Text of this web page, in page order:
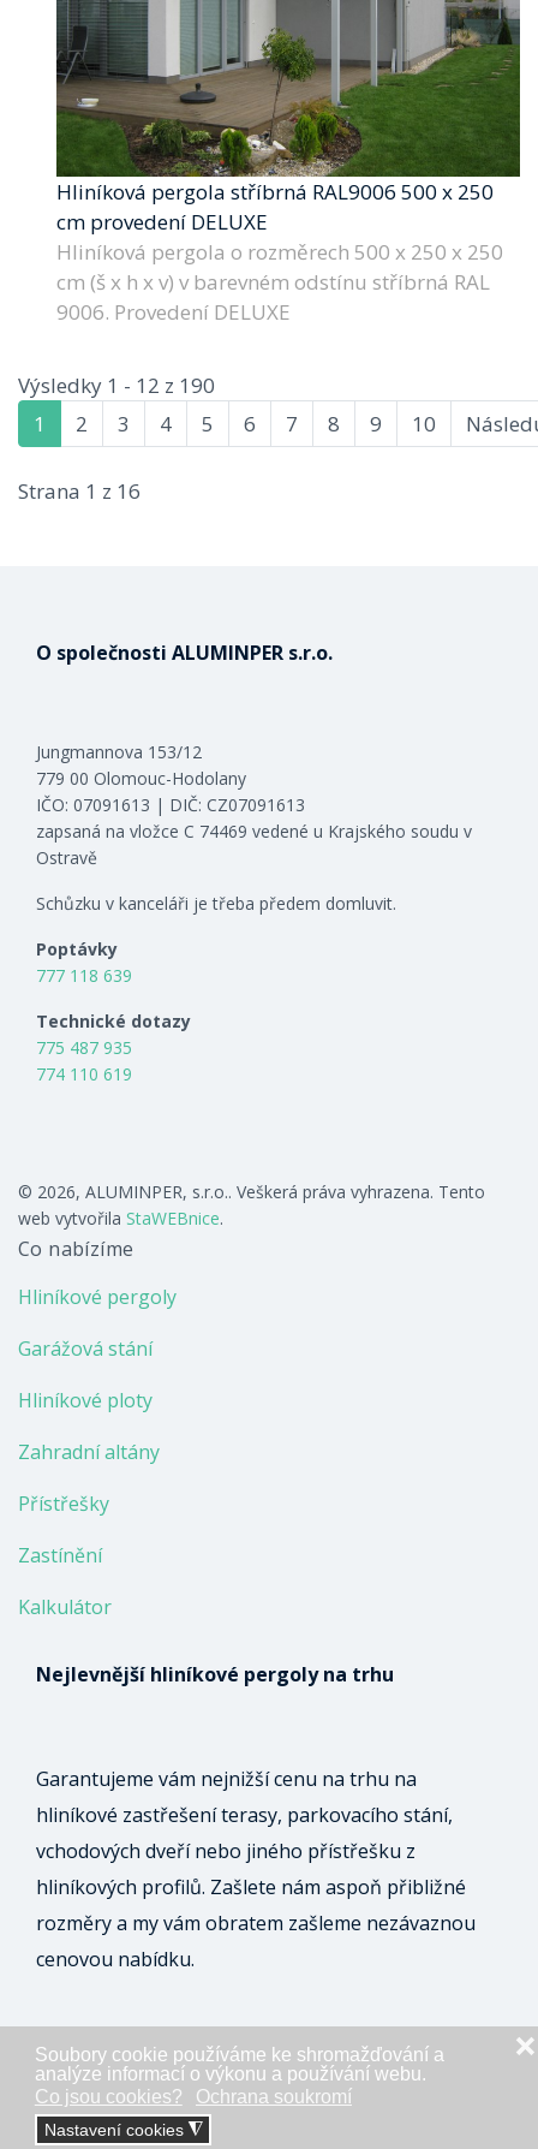
Soubory cookie používáme ke shromažďování a
analýze informací o výkonu a používání webu.
Co jsou cookies?
Ochrana soukromí
Nastavení cookies ◮
❌
Hliníková pergola stříbrná RAL9006 500 x 250
cm provedení DELUXE
Hliníková pergola o rozměrech 500 x 250 x 250
cm (š x h x v) v barevném odstínu stříbrná RAL
9006. Provedení DELUXE
Výsledky 1 - 12 z 190
1
2 3 4 5 6 7 8 9 10
Strana 1 z 16
O společnosti ALUMINPER s.r.o.
Jungmannova 153/12
779 00 Olomouc-Hodolany
IČO: 07091613 | DIČ: CZ07091613
zapsaná na vložce C 74469 vedené u Krajského soudu v
Ostravě
Schůzku v kanceláři je třeba předem domluvit.
Poptávky
777 118 639
Technické dotazy
775 487 935
774 110 619
© 2026, ALUMINPER, s.r.o.. Veškerá práva vyhrazena. Tento
web vytvořila StaWEBnice.
Co nabízíme
Hliníkové pergoly
Garážová stání
Hliníkové ploty
Zahradní altány
Přístřešky
Zastínění
Kalkulátor
Nejlevnější hliníkové pergoly na trhu
Garantujeme vám nejnižší cenu na trhu na
hliníkové zastřešení terasy, parkovacího stání,
vchodových dveří nebo jiného přístřešku z
hliníkových profilů. Zašlete nám aspoň přibližné
rozměry a my vám obratem zašleme nezávaznou
cenovou nabídku.
ODESLAT NEZÁVAZNOU POPTÁVKU